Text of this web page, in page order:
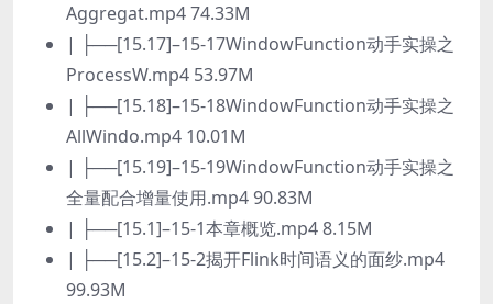
Aggregat.mp4 74.33M
| ├──[15.17]–15-17WindowFunction动手实操之
ProcessW.mp4 53.97M
| ├──[15.18]–15-18WindowFunction动手实操之
AllWindo.mp4 10.01M
| ├──[15.19]–15-19WindowFunction动手实操之
全量配合增量使用.mp4 90.83M
| ├──[15.1]–15-1本章概览.mp4 8.15M
| ├──[15.2]–15-2揭开Flink时间语义的面纱.mp4
99.93M